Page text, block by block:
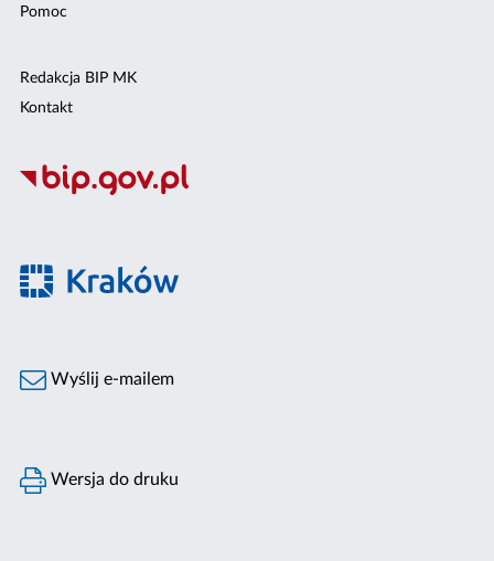
Pomoc
Redakcja BIP MK
Kontakt
Wyślij e-mailem
Wersja do druku